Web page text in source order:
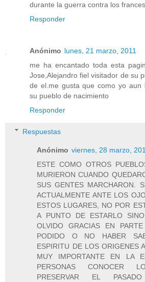
durante la guerra contra los
Responder
Anónimo lunes, 21 marzo, 2011
me ha encantado toda esta
Jose,Alejandro fiel visitador de su
de el.me gusta que como yo aun
su pueblo de nacimiento
Responder
Respuestas
Anónimo viernes, 28 marzo,
ESTE COMO OTROS
MURIERON CUANDO
SUS GENTES MARCHARON.
ACTUALMENTE ANTE LOS
ESTOS LUGARES, NO POR
A PUNTO DE ESTARLO
OLVIDO GRACIAS EN
PODIDO O NO HABER
ESPIRITU DE LOS ORIGENES
MUY IMPORTANTE EN LA
PERSONAS CONOCER
PRESERVAR EL